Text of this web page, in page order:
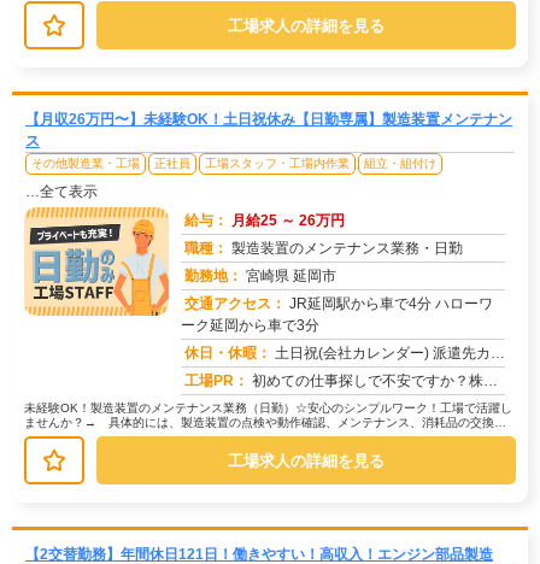
工場求人の詳細を見る
【月収26万円〜】未経験OK！土日祝休み【日勤専属】製造装置メンテナン
ス
その他製造業・工場 正社員 工場スタッフ・工場内作業 組立・組付け
…全て表示
給与： 月給25 ～ 26万円
職種： 製造装置のメンテナンス業務・日勤
勤務地： 宮崎県 延岡市
交通アクセス： JR延岡駅から車で4分 ハローワ
ーク延岡から車で3分
休日・休暇： 土日祝(会社カレンダー) 派遣先カレンダーに準ずる（年数回土曜出勤有り）
工場PR： 初めての仕事探しで不安ですか？株式会社京栄センターなら安心です！☆初期費用0円で家具付き寮に入寮可能！→すぐに新し...
未経験OK！製造装置のメンテナンス業務（日勤）☆安心のシンプルワーク！工場で活躍し
ませんか？→ 具体的には、製造装置の点検や動作確認、メンテナンス、消耗品の交換な
どを行います。→ 加工作業、検品...
工場求人の詳細を見る
【2交替勤務】年間休日121日！働きやすい！高収入！エンジン部品製造